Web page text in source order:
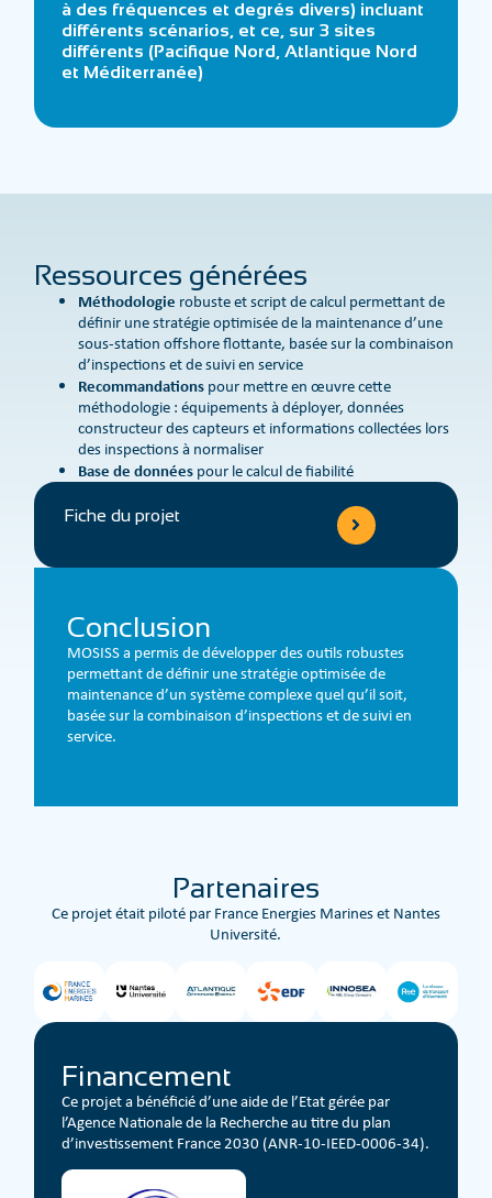
à des fréquences et degrés divers) incluant
différents scénarios, et ce, sur 3 sites
différents (Pacifique Nord, Atlantique Nord
et Méditerranée)
Ressources générées
Méthodologie robuste et script de calcul permettant de
définir une stratégie optimisée de la maintenance d’une
sous-station offshore flottante, basée sur la combinaison
d’inspections et de suivi en service
Recommandations pour mettre en œuvre cette
méthodologie : équipements à déployer, données
constructeur des capteurs et informations collectées lors
des inspections à normaliser
Base de données pour le calcul de fiabilité
Fiche du projet
Conclusion
MOSISS a permis de développer des outils robustes
permettant de définir une stratégie optimisée de
maintenance d’un système complexe quel qu’il soit,
basée sur la combinaison d’inspections et de suivi en
service.
Partenaires
Ce projet était piloté par France Energies Marines et Nantes
Université.
Financement
Ce projet a bénéficié d’une aide de l’Etat gérée par
l’Agence Nationale de la Recherche au titre du plan
d’investissement France 2030 (ANR-10-IEED-0006-34).